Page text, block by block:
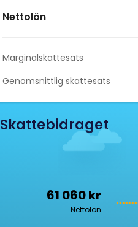
Nettolön
Marginalskattesats
Genomsnittlig skattesats
Skattebidraget
61 060 kr
Nettolön